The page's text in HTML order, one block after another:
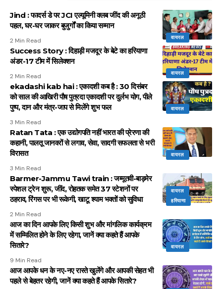
वायरल
Jind : फादर्स डे पर JCI एल्यूमिनी क्लब जींद की अनूठी
पहल, घर-घर जाकर बुजुर्गों का किया सम्मान
2 Min Read
वायरल
Success Story : दिहाड़ी मजदूर के बेटे का हरियाणा
अंडर-17 टीम में सिलेक्शन
2 Min Read
वायरल
ekadashi kab hai : एकादशी कब है : 30 दिसंबर
को साल की आखिरी पौष पुत्रदा एकादशी पर दुर्लभ योग, पीले
पुष्प, दान और मंत्र-जाप से मिलेंगे शुभ फल
3 Min Read
वायरल
Ratan Tata : एक उद्योगपति नहीं भारत की प्रेरणा की
कहानी, पालतू जानवरों से लगाव, सेवा, सादगी सफलता से भरी
विरासत
3 Min Read
वायरल
हरियाणा
Barmer-Jammu Tawi train : जम्मूतवी-बाड़मेर
स्पेशल ट्रेन शुरू, जींद, रोहतक समेत 37 स्टेशनों पर
ठहराव, रिंगस पर भी रूकेगी, खाटू श्याम भक्तों को सुविधा
2 Min Read
वायरल
आज का दिन आपके लिए किसी शुभ और मांगलिक कार्यक्रम
में सम्मिलित होने के लिए रहेगा, जानें क्या कहते हैं आपके
सितारे?
9 Min Read
आज आपके धन के नए-नए रास्ते खुलेंगे और आपकी सेहत भी
पहले से बेहतर रहेगी, जानें क्या कहते हैं आपके सितारे?